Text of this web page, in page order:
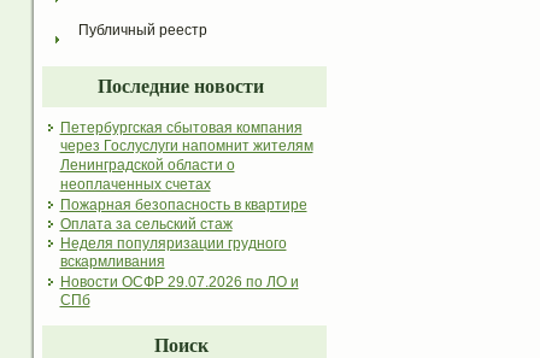
Публичный реестр
Последние новости
Петербургская сбытовая компания
через Гослуслуги напомнит жителям
Ленинградской области о
неоплаченных счетах
Пожарная безопасность в квартире
Оплата за сельский стаж
Неделя популяризации грудного
вскармливания
Новости ОСФР 29.07.2026 по ЛО и
СПб
Поиск